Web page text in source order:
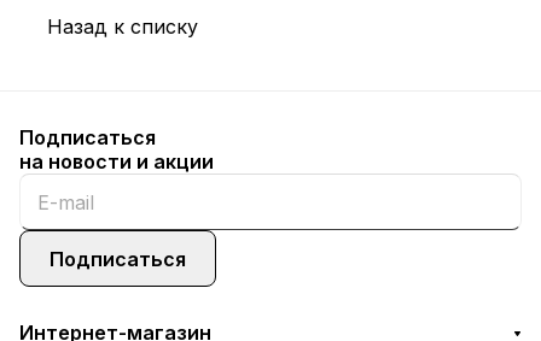
Назад к списку
Подписаться
на новости и акции
Подписаться
Интернет-магазин